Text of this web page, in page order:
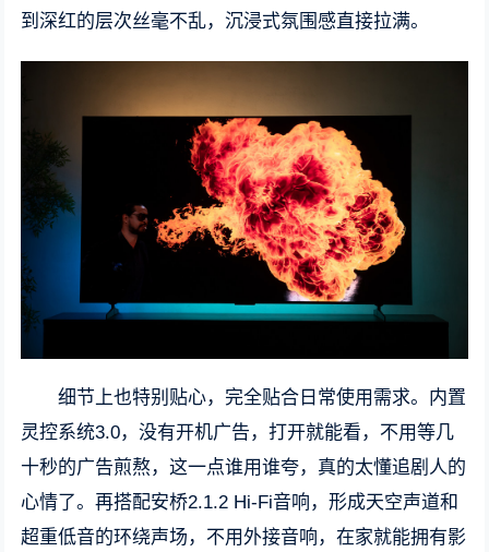
到深红的层次丝毫不乱，沉浸式氛围感直接拉满。
细节上也特别贴心，完全贴合日常使用需求。内置
灵控系统3.0，没有开机广告，打开就能看，不用等几
十秒的广告煎熬，这一点谁用谁夸，真的太懂追剧人的
心情了。再搭配安桥2.1.2 Hi-Fi音响，形成天空声道和
超重低音的环绕声场，不用外接音响，在家就能拥有影